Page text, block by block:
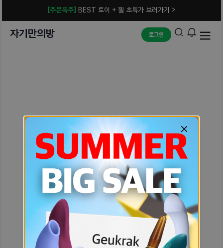
[주문폭주] BEST 토이 + 젤 초특가 보러가기 >
자기만의방 로그인
예상치 못한 에러입니다.